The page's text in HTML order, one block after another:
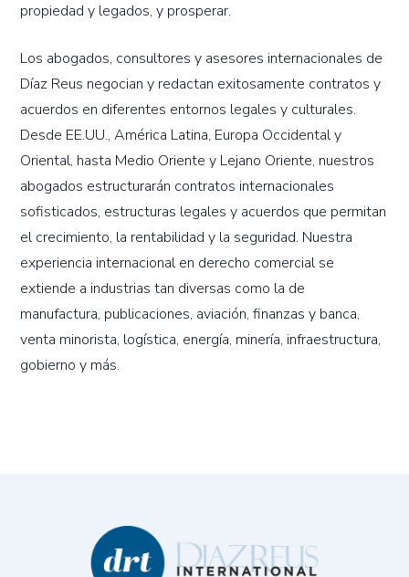
propiedad y legados, y prosperar.
Los abogados, consultores y asesores internacionales de
Díaz Reus negocian y redactan exitosamente contratos y
acuerdos en diferentes entornos legales y culturales.
Desde EE.UU., América Latina, Europa Occidental y
Oriental, hasta Medio Oriente y Lejano Oriente, nuestros
abogados estructurarán contratos internacionales
sofisticados, estructuras legales y acuerdos que permitan
el crecimiento, la rentabilidad y la seguridad. Nuestra
experiencia internacional en derecho comercial se
extiende a industrias tan diversas como la de
manufactura, publicaciones, aviación, finanzas y banca,
venta minorista, logística, energía, minería, infraestructura,
gobierno y más.